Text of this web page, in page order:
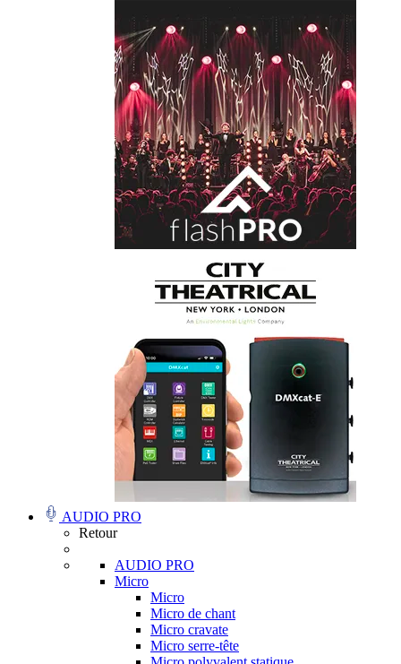
AUDIO PRO
Retour
AUDIO PRO
Micro
Micro
Micro de chant
Micro cravate
Micro serre-tête